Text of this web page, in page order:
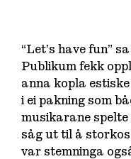
“Let’s have fun”
Publikum fekk
anna kopla
i ei pakning som
musikarane
såg ut til å
var stemninga